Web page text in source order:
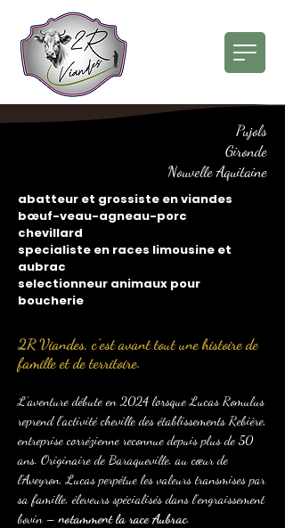
Pujols
Gironde
Nouvelle Aquitaine
abatteur et grossiste en viandes
bœuf-veau-agneau-porc
chevillard
specialiste en races limousine et
aubrac
selectionneur animaux pour
boucherie
2R Viandes, c’est avant tout une histoire de
famille et de territoire.
L’aventure débute en 2024 lorsque Lucas Romulus
reprend l’activité cheville des établissements Rebière,
entreprise corrézienne reconnue depuis plus de 50
ans. Originaire de Baraqueville, au cœur de
l’Aveyron, Lucas perpétue les valeurs transmises par
sa famille, éleveurs spécialisés dans l’engraissement
bovin –notamment la race Aubrac.